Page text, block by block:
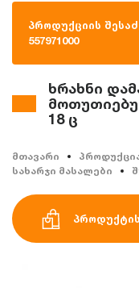
პროდუქციის
557971000
ხრახნი
18 ც
მთავარი
სახარჯი მასალები